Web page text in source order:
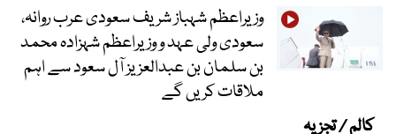
وزیراعظم شہباز شریف سعودی عرب روانہ،
سعودی ولی عہد و وزیراعظم شہزادہ محمد
بن سلمان بن عبدالعزیز آل سعود سے اہم
ملاقات کریں گے
کالم / تجزیہ